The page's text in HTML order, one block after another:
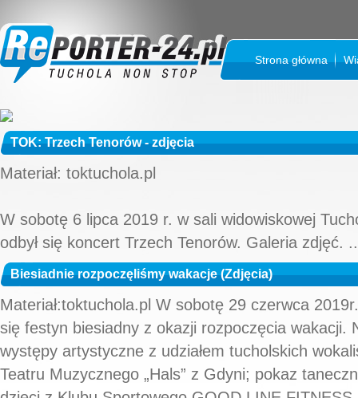
Strona główna
TOK: Trzech Tenorów - zdjęcia
Materiał: toktuchola.pl
W sobotę 6 lipca 2019 r. w sali widowiskowej
odbył się koncert Trzech Tenorów. Galeria zdjęć.
Biesiadnie rozpoczęliśmy wakacje (Zdjęcia)
Materiał:toktuchola.pl W sobotę 29 czerwca
się festyn biesiadny z okazji rozpoczęcia wakacji.
występy artystyczne z udziałem tucholskich
Teatru Muzycznego „Hals” z Gdyni; pokaz